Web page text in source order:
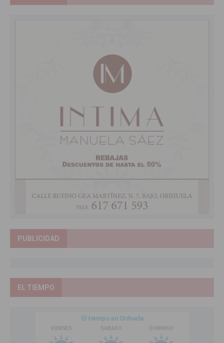
PUBLICIDAD
EL TIEMPO